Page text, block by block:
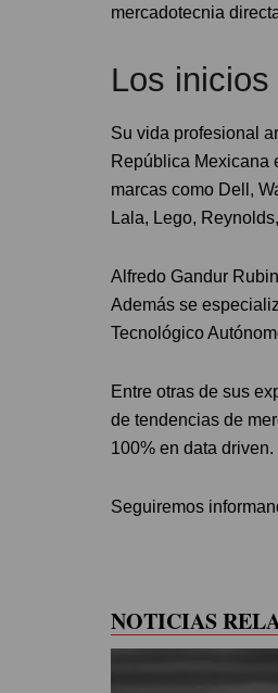
mercadotecnia
Los
Su vida profesional
República Mexicana
marcas como Dell,
Lala, Lego,
Alfredo Gandur
Además se
Tecnológico
Entre otras de sus
de tendencias de
100% en data driven.
Seguiremos
NOTICIAS